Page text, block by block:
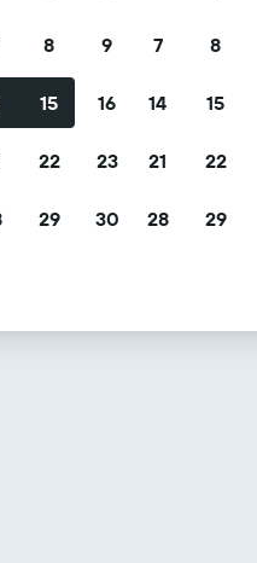
8 9
15 16
22 23
29 30
7 8
14 15
21 22
28 29